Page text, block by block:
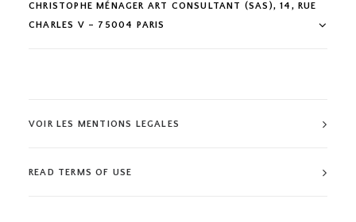
CHRISTOPHE MÉNAGER ART CONSULTANT (SAS), 14, RUE
CHARLES V – 75004 PARIS
VOIR LES MENTIONS LEGALES
READ TERMS OF USE